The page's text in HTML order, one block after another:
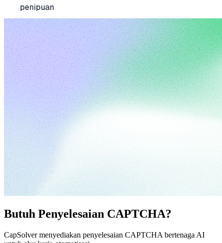
penipuan
Butuh Penyelesaian CAPTCHA?
CapSolver menyediakan penyelesaian CAPTCHA bertenaga AI